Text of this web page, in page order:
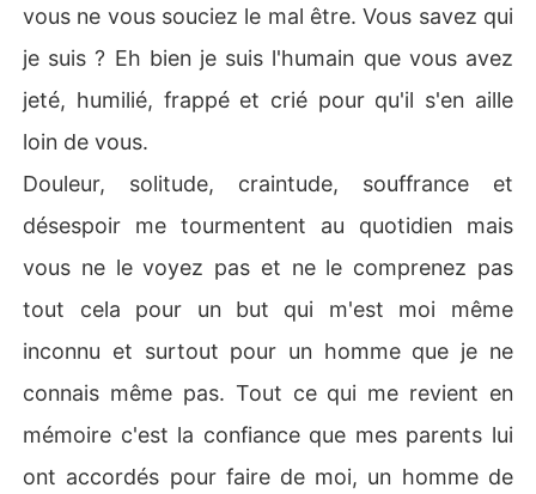
vous ne vous souciez le mal être. Vous savez qui
je suis ? Eh bien je suis l'humain que vous avez
jeté, humilié, frappé et crié pour qu'il s'en aille
loin de vous.
Douleur, solitude, craintude, souffrance et
désespoir me tourmentent au quotidien mais
vous ne le voyez pas et ne le comprenez pas
tout cela pour un but qui m'est moi même
inconnu et surtout pour un homme que je ne
connais même pas. Tout ce qui me revient en
mémoire c'est la confiance que mes parents lui
ont accordés pour faire de moi, un homme de